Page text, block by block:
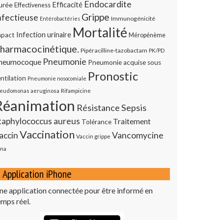
Effectiveness Efficacité Endocardite
Entérobactéries Grippe Immunogénicité
Infection urinaire Mortalité Méropénème
Pipéracilline-tazobactam PK/PD
Pneumonie Pneumonie acquise sous
Pneumonie nosocomiale Pronostic
aeruginosa Rifampicine
RésistanceSepsis
aureus Tolérance Traitement
Vaccination Vaccin grippe Vancomycine
Application iPhone
application connectée pour être informé en
réel.